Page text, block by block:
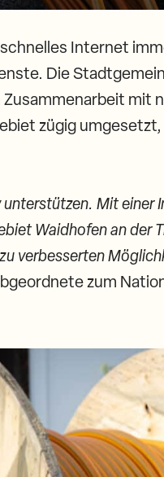
Internet
Die
zügig
Mit
Waidhofen an der
verbesserten
zum